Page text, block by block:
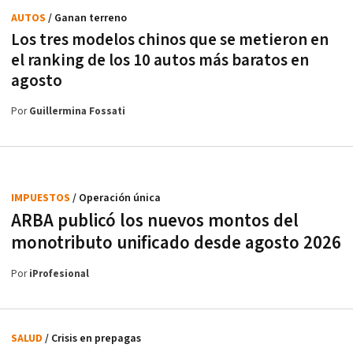
Los tres modelos chinos que se metieron en
el ranking de los 10 autos más baratos en
agosto
AUTOS / Ganan terreno
PorGuillermina Fossati
ARBA publicó los nuevos montos del
monotributo unificado desde agosto 2026
IMPUESTOS / Operación única
PoriProfesional
SALUD / Crisis en prepagas